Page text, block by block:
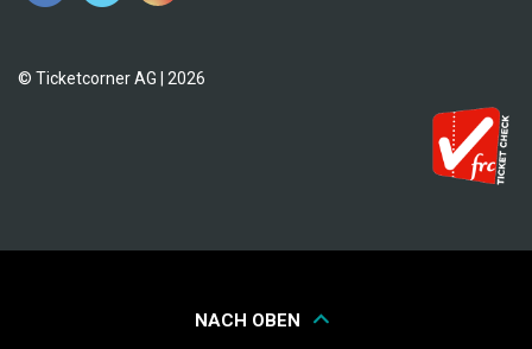
© Ticketcorner AG | 2026
NACH OBEN